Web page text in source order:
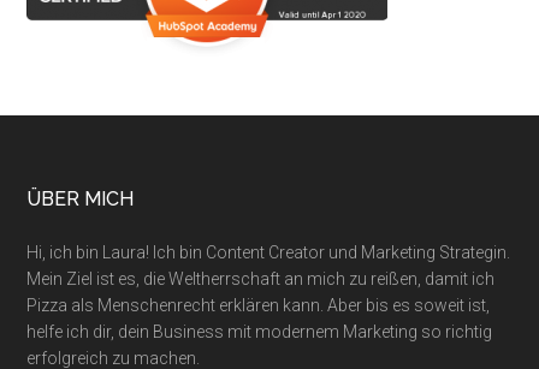
Footer
ÜBER MICH
Hi, ich bin Laura! Ich bin Content Creator und Marketing Strategin.
Mein Ziel ist es, die Weltherrschaft an mich zu reißen, damit ich
Pizza als Menschenrecht erklären kann. Aber bis es soweit ist,
helfe ich dir, dein Business mit modernem Marketing so richtig
erfolgreich zu machen.